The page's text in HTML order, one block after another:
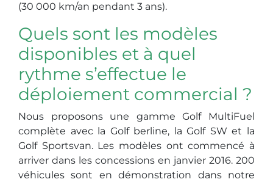
(30 000 km/an pendant 3 ans).
Quels sont les modèles
disponibles et à quel
rythme s’effectue le
déploiement commercial ?
Nous proposons une gamme Golf MultiFuel
complète avec la Golf berline, la Golf SW et la
Golf Sportsvan. Les modèles ont commencé à
arriver dans les concessions en janvier 2016. 200
véhicules sont en démonstration dans notre